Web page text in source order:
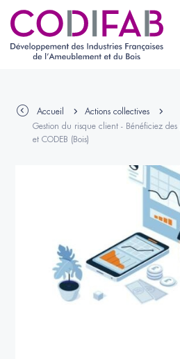
Accueil
Actions collectives
Gestion du risque client - Bénéficiez des
et CODEB (Bois)